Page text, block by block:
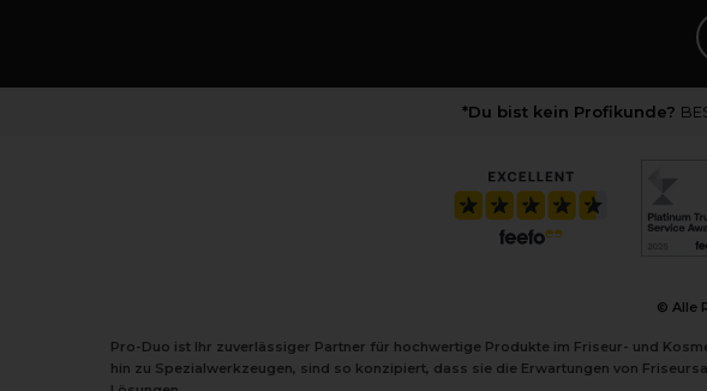
*Du bist kein Profikunde?
© Alle
Pro-Duo ist Ihr zuverlässiger Partner für hochwertige Produkte im Friseur- und
hin zu Spezialwerkzeugen, sind so konzipiert, dass sie die Erwartungen von